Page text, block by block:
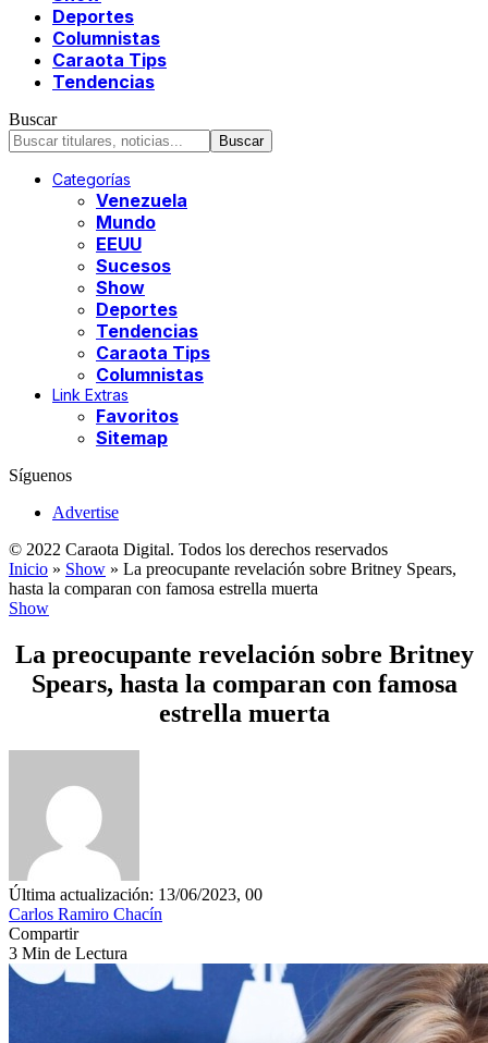
Deportes
Columnistas
Caraota Tips
Tendencias
Buscar
Categorías
Venezuela
Mundo
EEUU
Sucesos
Show
Deportes
Tendencias
Caraota Tips
Columnistas
Link Extras
Favoritos
Sitemap
Síguenos
Advertise
© 2022 Caraota Digital. Todos los derechos reservados
Inicio » Show » La preocupante revelación sobre Britney Spears,
hasta la comparan con famosa estrella muerta
Show
La preocupante revelación sobre Britney
Spears, hasta la comparan con famosa
estrella muerta
Última actualización: 13/06/2023, 00
Carlos Ramiro Chacín
Compartir
3 Min de Lectura